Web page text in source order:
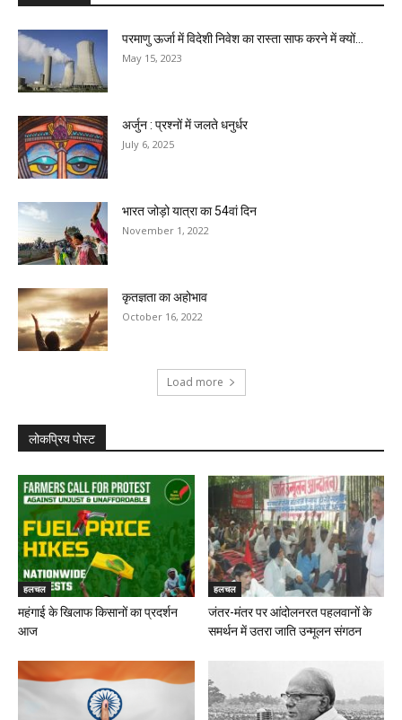
परमाणु ऊर्जा में विदेशी निवेश का रास्ता साफ करने में क्यों...
May 15, 2023
अर्जुन : प्रश्नों में जलते धनुर्धर
July 6, 2025
भारत जोड़ो यात्रा का 54वां दिन
November 1, 2022
कृतज्ञता का अहोभाव
October 16, 2022
Load more
लोकप्रिय पोस्ट
हलचल
महंगाई के खिलाफ किसानों का प्रदर्शन
आज
हलचल
जंतर-मंतर पर आंदोलनरत पहलवानों के
समर्थन में उतरा जाति उन्मूलन संगठन